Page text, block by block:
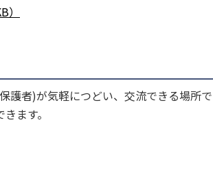
護者)が気軽につどい、交流できる場所
ます。